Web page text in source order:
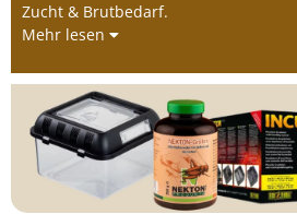
Zucht & Brutbedarf.
Mehr lesen